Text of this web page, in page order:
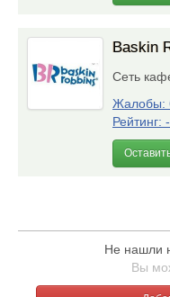
Baskin
Сеть
Жалобы:
Рейтинг:
Не нашли
Вы